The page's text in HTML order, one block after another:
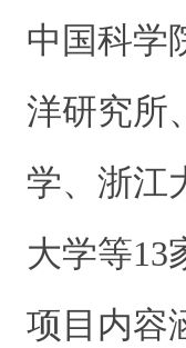
中国科学
洋研究所
学、浙江
大学等13
项目内容